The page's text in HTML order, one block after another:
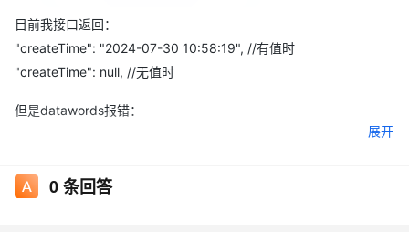
目前我接口返回：
"createTime": "2024-07-30 10:58:19", //有值时
"createTime": null, //无值时
但是datawords报错：
at java.sql.Date.valueOf(Date.java:143)
展开
0条回答